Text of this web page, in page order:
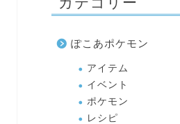
ぽこあポケモン
アイテム
イベント
ポケモン
レシピ